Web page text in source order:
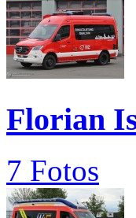
Florian
7 Fotos